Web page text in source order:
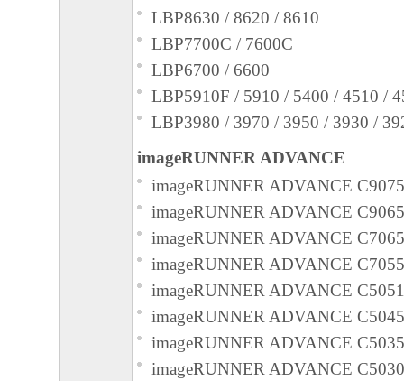
エンジニアリング等することはできません
このような行為をさせてはなりません。
「本ソフトウェア」に係る権原および所有
によりキヤノンまたはキヤノンのライセン
４．著作権表示
お客様は、「本ソフトウェア」に含まれる
キヤノンのライセンサーの著作権表示を変
しくは削除してはなりません。
５．保証の否認・免責
(1) 「本ソフトウェア」は、『現状のまま
諾されます。キヤノン、キヤノンのライセ
ンの子会社、キヤノンの関連会社、それら
LBP8630 / 8620 / 8610
LBP7700C / 7600C
LBP6700 / 6600
LBP5910F / 5910 / 5400 / 4510 /
LBP3980 / 3970 / 3950 / 3930 /
imageRUNNER ADVANCE
imageRUNNER ADVANCE
imageRUNNER ADVANCE
imageRUNNER ADVANCE C7065
imageRUNNER ADVANCE C7055
imageRUNNER ADVANCE
imageRUNNER ADVANCE
imageRUNNER ADVANCE
imageRUNNER ADVANCE